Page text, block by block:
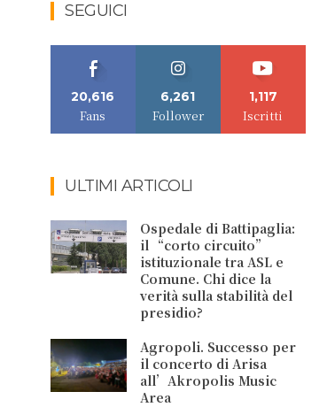
SEGUICI
20,616
Fans
6,261
Follower
1,117
Iscritti
ULTIMI ARTICOLI
Ospedale di Battipaglia:
il “corto circuito”
istituzionale tra ASL e
Comune. Chi dice la
verità sulla stabilità del
presidio?
Agropoli. Successo per
il concerto di Arisa
all’Akropolis Music
Area